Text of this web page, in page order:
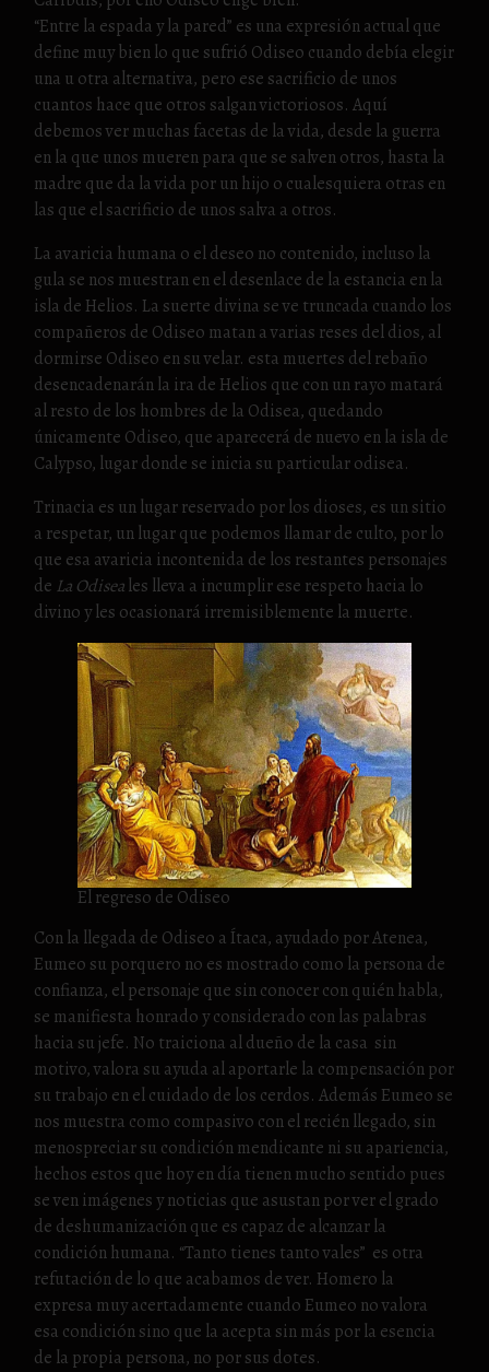
“Entre la espada y la pared” es una expresión actual que
define muy bien lo que sufrió Odiseo cuando debía elegir
una u otra alternativa, pero ese sacrificio de unos
cuantos hace que otros salgan victoriosos. Aquí
debemos ver muchas facetas de la vida, desde la guerra
en la que unos mueren para que se salven otros, hasta la
madre que da la vida por un hijo o cualesquiera otras en
las que el sacrificio de unos salva a otros.
La avaricia humana o el deseo no contenido, incluso la
gula se nos muestran en el desenlace de la estancia en la
isla de Helios. La suerte divina se ve truncada cuando los
compañeros de Odiseo matan a varias reses del dios, al
dormirse Odiseo en su velar. esta muertes del rebaño
desencadenarán la ira de Helios que con un rayo matará
al resto de los hombres de la Odisea, quedando
únicamente Odiseo, que aparecerá de nuevo en la isla de
Calypso, lugar donde se inicia su particular odisea.
Trinacia es un lugar reservado por los dioses, es un sitio
a respetar, un lugar que podemos llamar de culto, por lo
que esa avaricia incontenida de los restantes personajes
de La Odiseales lleva a incumplir ese respeto hacia lo
divino y les ocasionará irremisiblemente la muerte.
El regreso de Odiseo
Con la llegada de Odiseo a Ítaca, ayudado por Atenea,
Eumeo su porquero no es mostrado como la persona de
confianza, el personaje que sin conocer con quién habla,
se manifiesta honrado y considerado con las palabras
hacia su jefe. No traiciona al dueño de la casa sin
motivo, valora su ayuda al aportarle la compensación por
su trabajo en el cuidado de los cerdos. Además Eumeo se
nos muestra como compasivo con el recién llegado, sin
menospreciar su condición mendicante ni su apariencia,
hechos estos que hoy en día tienen mucho sentido pues
se ven imágenes y noticias que asustan por ver el grado
de deshumanización que es capaz de alcanzar la
condición humana. “Tanto tienes tanto vales” es otra
refutación de lo que acabamos de ver. Homero la
expresa muy acertadamente cuando Eumeo no valora
esa condición sino que la acepta sin más por la esencia
de la propia persona, no por sus dotes.